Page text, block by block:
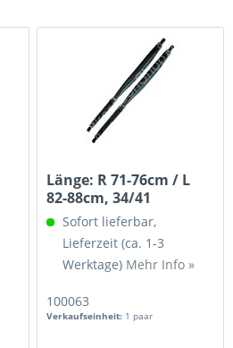
Länge: R 71-76cm / L
82-88cm, 34/41
Kunstleder...
Sofort lieferbar,
Lieferzeit (ca. 1-3
Werktage) Mehr Info »
100063
Verkaufseinheit: 1 paar